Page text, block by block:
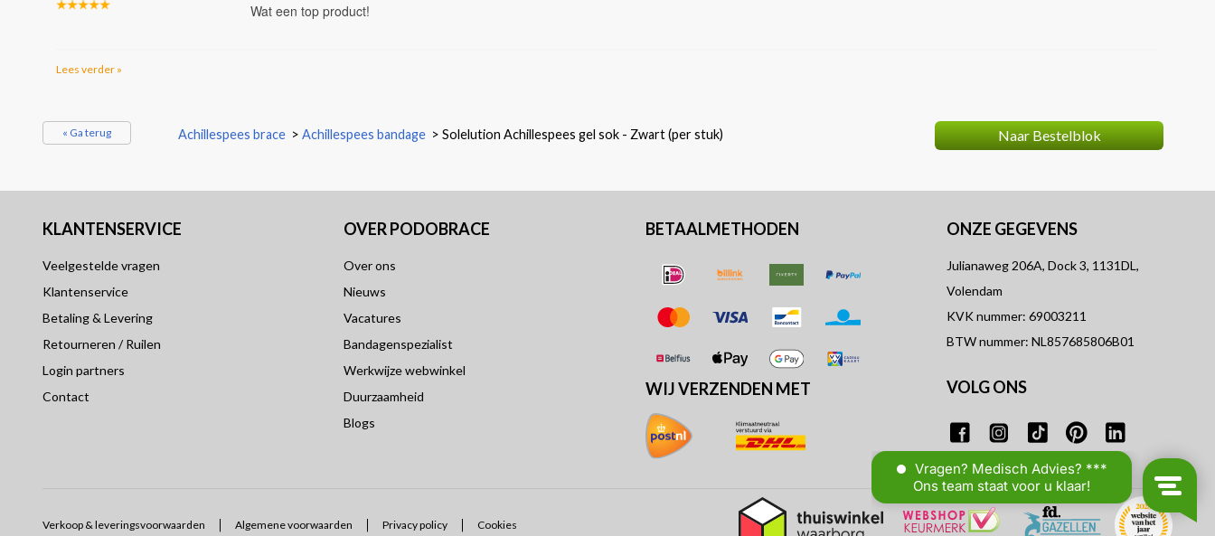
Wat een top product!
Lees verder »
Naar Bestelblok
« Ga terug Achillespees brace > Achillespees bandage > Solelution Achillespees gel sok - Zwart (per stuk)
KLANTENSERVICE
Veelgestelde vragen
Klantenservice
Betaling & Levering
Retourneren / Ruilen
Login partners
Contact
OVER PODOBRACE
Over ons
Nieuws
Vacatures
Bandagenspezialist
Werkwijze webwinkel
Duurzaamheid
Blogs
BETAALMETHODEN
WIJ VERZENDEN MET
ONZE GEGEVENS
Julianaweg 206A, Dock 3, 1131DL,
Volendam
KVK nummer: 69003211
BTW nummer: NL857685806B01
VOLG ONS
Verkoop & leveringsvoorwaarden Algemene voorwaarden Privacy policy Cookies